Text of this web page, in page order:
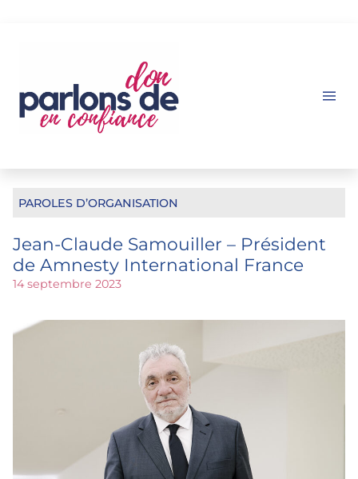
PAROLES D’ORGANISATION
Jean-Claude Samouiller – Président
de Amnesty International France
14 septembre 2023